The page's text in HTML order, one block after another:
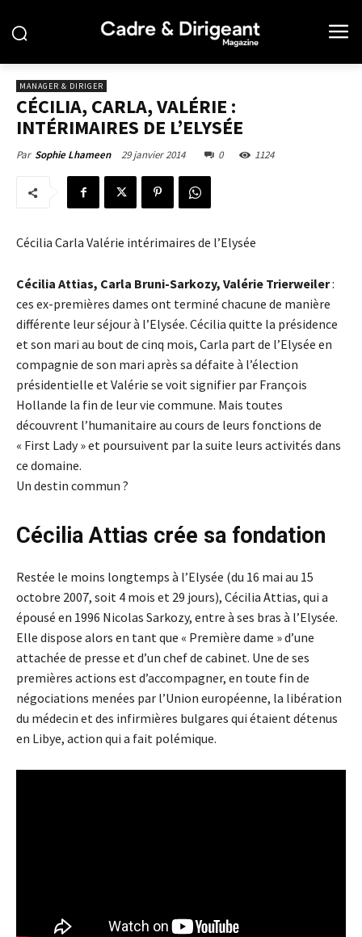
MANAGER & DIRIGER
CÉCILIA, CARLA, VALÉRIE :
INTÉRIMAIRES DE L’ELYSÉE
Par Sophie Lhameen 29 janvier 2014 0 1124
Cécilia Carla Valérie intérimaires de l’Elysée
Cécilia Attias, Carla Bruni-Sarkozy, Valérie Trierweiler:
ces ex-premières dames ont terminé chacune de manière
différente leur séjour à l’Elysée. Cécilia quitte la présidence
et son mari au bout de cinq mois, Carla part de l’Elysée en
compagnie de son mari après sa défaite à l’élection
présidentielle et Valérie se voit signifier par François
Hollande la fin de leur vie commune. Mais toutes
découvrent l’humanitaire au cours de leurs fonctions de
« First Lady » et poursuivent par la suite leurs activités dans
ce domaine.
Un destin commun ?
Cécilia Attias crée sa fondation
Restée le moins longtemps à l’Elysée (du 16 mai au 15
octobre 2007, soit 4 mois et 29 jours), Cécilia Attias, qui a
épousé en 1996 Nicolas Sarkozy, entre à ses bras à l’Elysée.
Elle dispose alors en tant que « Première dame » d’une
attachée de presse et d’un chef de cabinet. Une de ses
premières actions est d’accompagner, en toute fin de
négociations menées par l’Union européenne, la libération
du médecin et des infirmières bulgares qui étaient détenus
en Libye, action qui a fait polémique.